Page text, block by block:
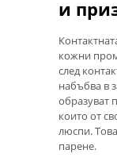
и
кожни
след
набъбва в
образуват
които от
люспи.
парене.